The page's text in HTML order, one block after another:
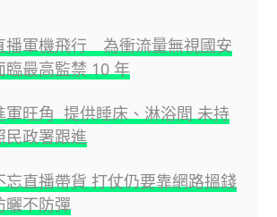
播軍機飛行 為衝流量無視國安
最高監禁 10 年
軍旺角 提供睡床、淋浴間 未持
民政署跟進
忘直播帶貨 打仗仍要靠網路搵錢
曬不防彈